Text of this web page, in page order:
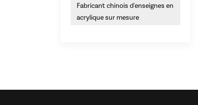
Fabricant chinois d'enseignes en
acrylique sur mesure